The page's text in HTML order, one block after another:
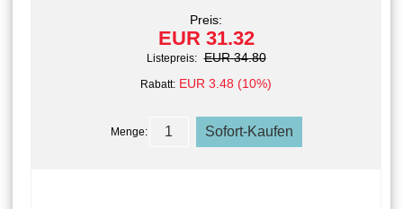
Preis:
EUR 31.32
Listepreis: EUR 34.80
Rabatt: EUR 3.48 (10%)
Menge: